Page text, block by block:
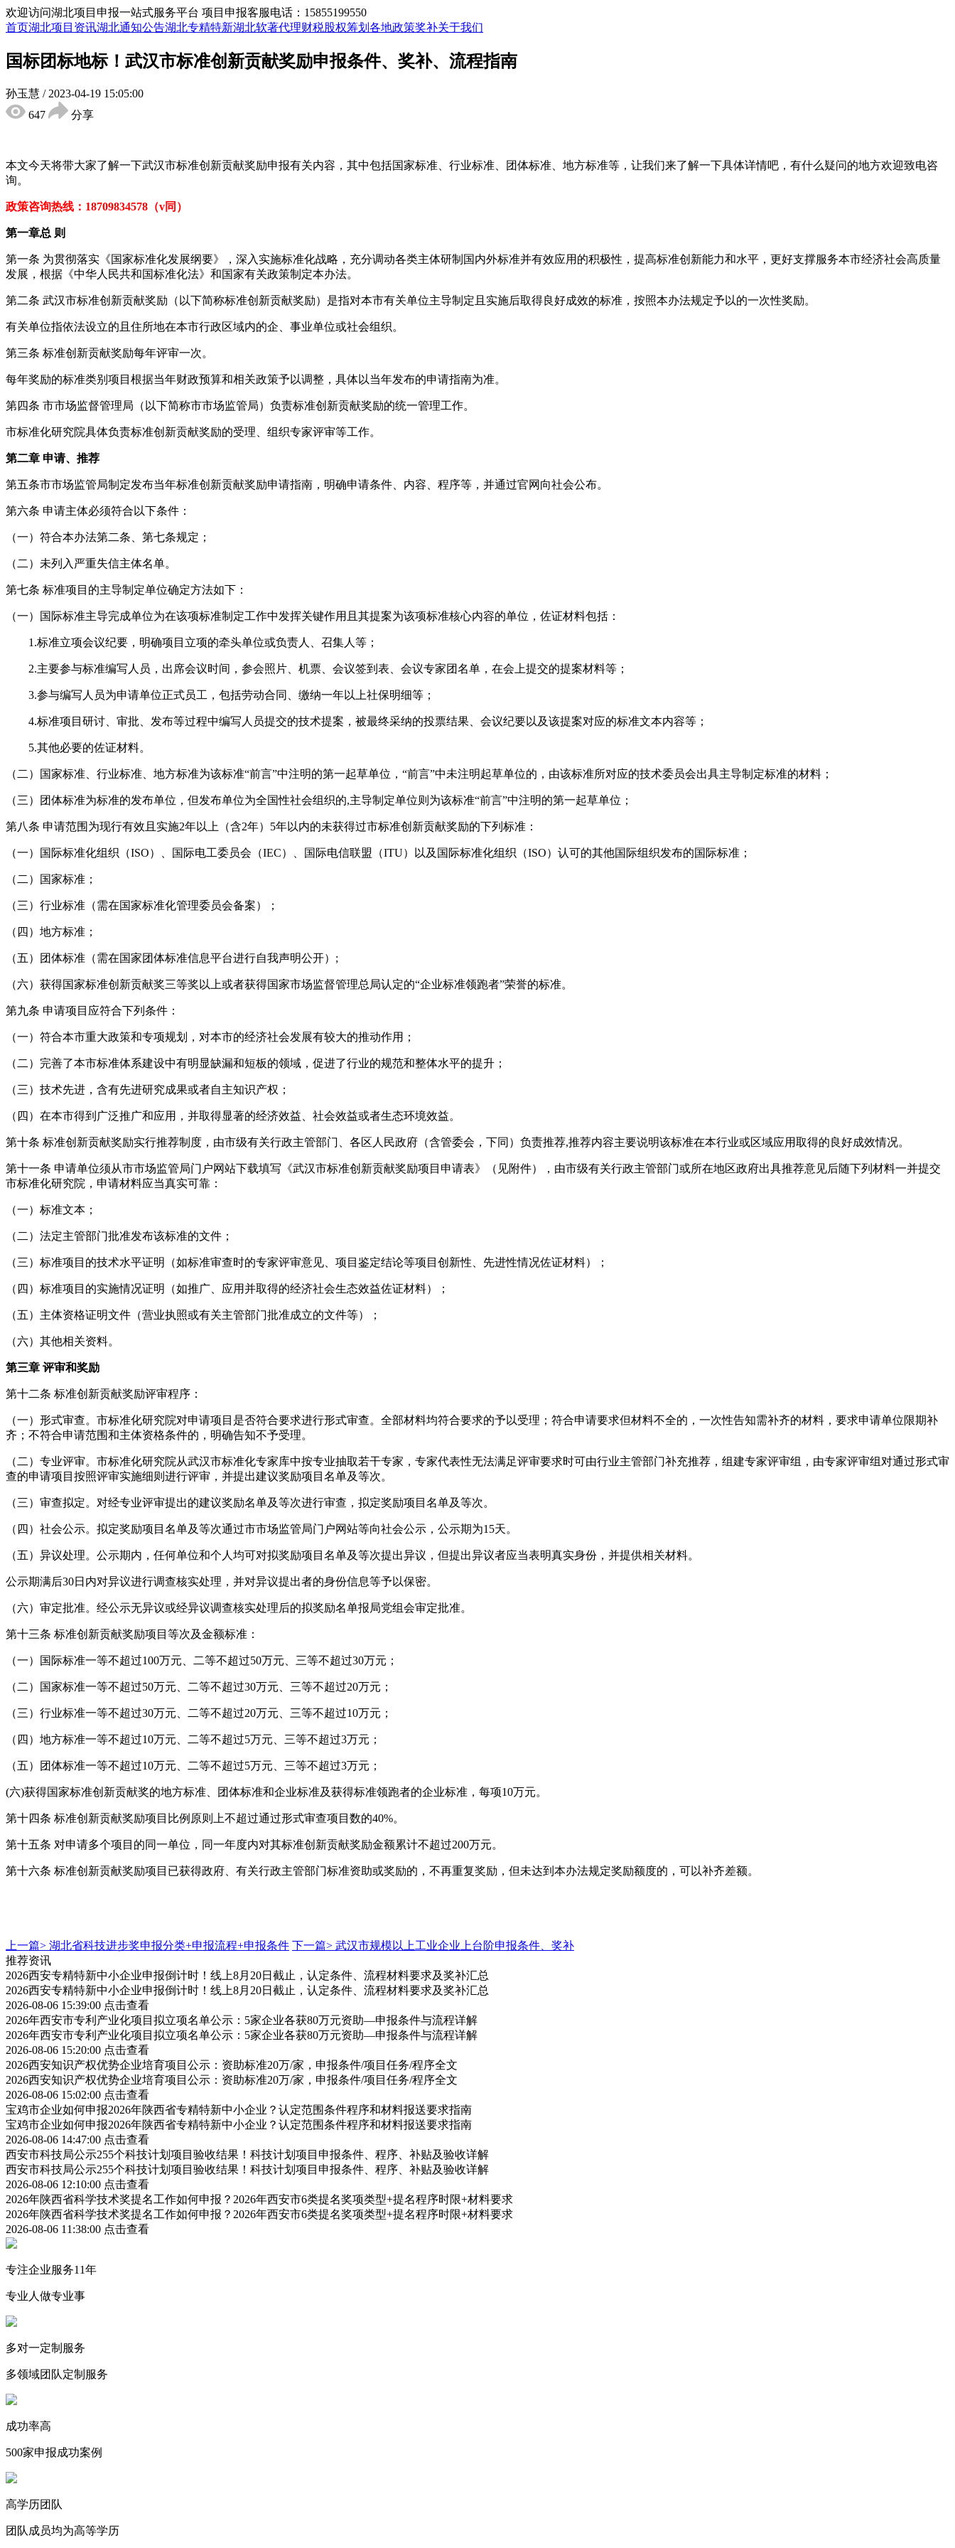
欢迎访问湖北项目申报一站式服务平台 项目申报客服电话：15855199550
首页湖北项目资讯湖北通知公告湖北专精特新湖北软著代理财税股权筹划 各地政策奖补关于我们
国标团标地标！武汉市标准创新贡献奖励申报条件、奖补、流程指南
孙玉慧 / 2023-04-19 15:05:00
647
分享
本文今天将带大家了解一下武汉市标准创新贡献奖励申报有关内容，其中包括国家标准
行业标准、团体标准、地方标准等，让我们来了解一下具体详情吧，有什么疑问的地方欢迎致电咨
询。
政策咨询热线： 18709834578（v同）
第一章总 则
第一条 为贯彻落实《国家标准化发展纲要》，深入实施标准化战略，充分调动各类主体研制国内外标准并有效应用的积极性，提高标准创新能力和水平，更好支撑服务本市经济社会高质量
发展，根据《中华人民共和国标准化法》和国家有关政策制定本办法。
第二条 武汉市标准创新贡献奖励（以下简称标准创新贡献奖励）是指对本市有关单位主导制定且实施后取得良好成效的标准，按照本办法规定予以的一次性奖励。
有关单位指依法设立的且住所地在本市行政区域内的企、事业单位或社会组织。
第三条 标准创新贡献奖励每年评审一次。
每年奖励的标准类别项目根据当年财政预算和相关政策予以调整，具体以当年发布的申请指南为准。
第四条 市市场监督管理局（以下简称市市场监管局）负责标准创新贡献奖励的统一管理工作。
市标准化研究院具体负责标准创新贡献奖励的受理、组织专家评审等工作。
第二章 申请、推荐
第五条市市场监管局制定发布当年标准创新贡献奖励申请指南，明确申请条件、内容、程序等，并通过官网向社会公布。
第六条 申请主体必须符合以下条件：
（一）符合本办法第二条、第七条规定；
（二）未列入严重失信主体名单。
第七条 标准项目的主导制定单位确定方法如下：
（一）国际标准主导完成单位为在该项标准制定工作中发挥关键作用且其提案为该项标准核心内容的单位，佐证材料包括：
1.标准立项会议纪要，明确项目立项的牵头单位或负责人、召集人等；
2.主要参与标准编写人员，出席会议时间，参会照片、机票、会议签到表、会议专家团名单，在会上提交的提案材料等；
3.参与编写人员为申请单位正式员工，包括劳动合同、缴纳一年以上社保明细等；
4.标准项目研讨、审批、发布等过程中编写人员提交的技术提案，被最终采纳的投票结果、会议纪要以及该提案对应的标准文本内容等；
5.其他必要的佐证材料。
（二）国家标准、行业标准、地方标准为该标准“前言”中注明的第一起草单位，“前言”中未注明起草单位的，由该标准所对应的技术委员会出具主导制定标准的材料；
（三）团体标准为标准的发布单位，但发布单位为全国性社会组织的,主导制定单位则为该标准“前言”中注明的第一起草单位；
第八条 申请范围为现行有效且实施2年以上（含2年）5年以内的未获得过市标准创新贡献奖励的下列标准：
（一）国际标准化组织（ISO）、国际电工委员会（IEC）、国际电信联盟（ITU）以及国际标准化组织（ISO）认可的其他国际组织发布的国际标准；
（二）国家标准；
（三）行业标准（需在国家标准化管理委员会备案）；
（四）地方标准；
（五）团体标准（需在国家团体标准信息平台进行自我声明公开） ;
（六）获得国家标准创新贡献奖三等奖以上或者获得国家市场监督管理总局认定的“企业标准领跑者”荣誉的标准。
第九条 申请项目应符合下列条件：
（一）符合本市重大政策和专项规划，对本市的经济社会发展有较大的推动作用；
（二）完善了本市标准体系建设中有明显缺漏和短板的领域，促进了行业的规范和整体水平的提升；
（三）技术先进，含有先进研究成果或者自主知识产权；
（四）在本市得到广泛推广和应用，并取得显著的经济效益、社会效益或者生态环境效益。
第十条 标准创新贡献奖励实行推荐制度，由市级有关行政主管部门、各区人民政府（含管委会，下同）负责推荐,推荐内容主要说明该标准在本行业或区域应用取得的良好成效情况。
第十一条 申请单位须从市市场监管局门户网站下载填写《武汉市标准创新贡献奖励项目申请表》（见附件），由市级有关行政主管部门或所在地区政府出具推荐意见后随下列材料一并提交
市标准化研究院，申请材料应当真实可靠：
（一）标准文本；
（二）法定主管部门批准发布该标准的文件；
（三）标准项目的技术水平证明（如标准审查时的专家评审意见、项目鉴定结论等项目创新性、先进性情况佐证材料）；
（四）标准项目的实施情况证明（如推广、应用并取得的经济社会生态效益佐证材料）；
（五）主体资格证明文件（营业执照或有关主管部门批准成立的文件等）；
（六）其他相关资料。
第三章 评审和奖励
第十二条 标准创新贡献奖励评审程序：
（一）形式审查。市标准化研究院对申请项目是否符合要求进行形式审查。全部材料均符合要求的予以受理；符合申请要求但材料不全的，一次性告知需补齐的材料，要求申请单位限期补
齐；不符合申请范围和主体资格条件的，明确告知不予受理。
（二）专业评审。市标准化研究院从武汉市标准化专家库中按专业抽取若干专家，专家代表性无法满足评审要求时可由行业主管部门补充推荐，组建专家评审组，由专家评审组对通过形式审
查的申请项目按照评审实施细则进行评审，并提出建议奖励项目名单及等次。
（三）审查拟定。对经专业评审提出的建议奖励名单及等次进行审查，拟定奖励项目名单及等次。
（四）社会公示。拟定奖励项目名单及等次通过市市场监管局门户网站等向社会公示，公示期为15天。
（五）异议处理。公示期内，任何单位和个人均可对拟奖励项目名单及等次提出异议，但提出异议者应当表明真实身份，并提供相关材料。
公示期满后30日内对异议进行调查核实处理，并对异议提出者的身份信息等予以保密。
（六）审定批准。经公示无异议或经异议调查核实处理后的拟奖励名单报局党组会审定批准。
第十三条 标准创新贡献奖励项目等次及金额标准：
（一）国际标准一等不超过100万元、二等不超过50万元、三等不超过30万元；
（二）国家标准一等不超过50万元、二等不超过30万元、三等不超过20万元；
（三）行业标准一等不超过30万元、二等不超过20万元、三等不超过10万元；
（四）地方标准一等不超过10万元、二等不超过5万元、三等不超过3万元；
（五）团体标准一等不超过10万元、二等不超过5万元、三等不超过3万元；
(六)获得国家标准创新贡献奖的地方标准、团体标准和企业标准及获得标准领跑者的企业标准，每项10万元。
第十四条 标准创新贡献奖励项目比例原则上不超过通过形式审查项目数的40%。
第十五条 对申请多个项目的同一单位，同一年度内对其标准创新贡献奖励金额累计不超过200万元。
第十六条 标准创新贡献奖励项目已获得政府、有关行政主管部门标准资助或奖励的，不再重复奖励，但未达到本办法规定奖励额度的，可以补齐差额。
上一篇> 湖北省科技进步奖申报分类+申报流程+申报条件 下一篇> 武汉市规模以上工业企业上台阶申报条件、奖补
推荐资讯
2026西安专精特新中小企业申报倒计时！线上8月20日截止，认定条件、流程材料要求及奖补汇总
2026西安专精特新中小企业申报倒计时！线上8月20日截止，认定条件、流程材料要求及奖补汇总
2026-08-06 15:39:00 点击查看
2026年西安市专利产业化项目拟立项名单公示：5家企业各获80万元资助—申报条件与流程详解
2026年西安市专利产业化项目拟立项名单公示：5家企业各获80万元资助—申报条件与流程详解
2026-08-06 15:20:00 点击查看
2026西安知识产权优势企业培育项目公示：资助标准20万/家，申报条件/项目任务/程序全文
2026西安知识产权优势企业培育项目公示：资助标准20万/家，申报条件/项目任务/程序全文
2026-08-06 15:02:00 点击查看
宝鸡市企业如何申报2026年陕西省专精特新中小企业？认定范围条件程序和材料报送要求指南
宝鸡市企业如何申报2026年陕西省专精特新中小企业？认定范围条件程序和材料报送要求指南
2026-08-06 14:47:00 点击查看
西安市科技局公示255个科技计划项目验收结果！科技计划项目申报条件、程序、补贴及验收详解
西安市科技局公示255个科技计划项目验收结果！科技计划项目申报条件、程序、补贴及验收详解
2026-08-06 12:10:00 点击查看
2026年陕西省科学技术奖提名工作如何申报？2026年西安市6类提名奖项类型+提名程序时限+材料要求
2026年陕西省科学技术奖提名工作如何申报？2026年西安市6类提名奖项类型+提名程序时限+材料要求
2026-08-06 11:38:00 点击查看
专注企业服务11年
专业人做专业事
多对一定制服务
多领域团队定制服务
成功率高
500家申报成功案例
高学历团队
团队成员均为高等学历